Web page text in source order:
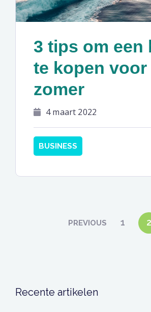
3 tips om een
te kopen voor
zomer
4 maart 2022
BUSINESS
BerichtenPREVIOUS 1 2
Recente artikelen